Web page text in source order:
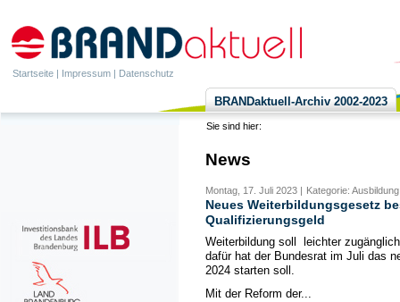
Startseite | Impressum | Datenschutz
BRANDaktuell-Archiv 2002-2023
Sie sind hier:
News
Montag, 17. Juli 2023 | Kategorie:
Neues Weiterbildungsgesetz
Qualifizierungsgeld
Weiterbildung soll leichter
dafür hat der Bundesrat im Juli das
2024 starten soll.
Mit der Reform der...